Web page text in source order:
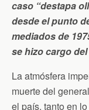
caso “destapa
desde el punto
mediados de
se hizo cargo
La atmósfera
muerte del
el país, tanto en